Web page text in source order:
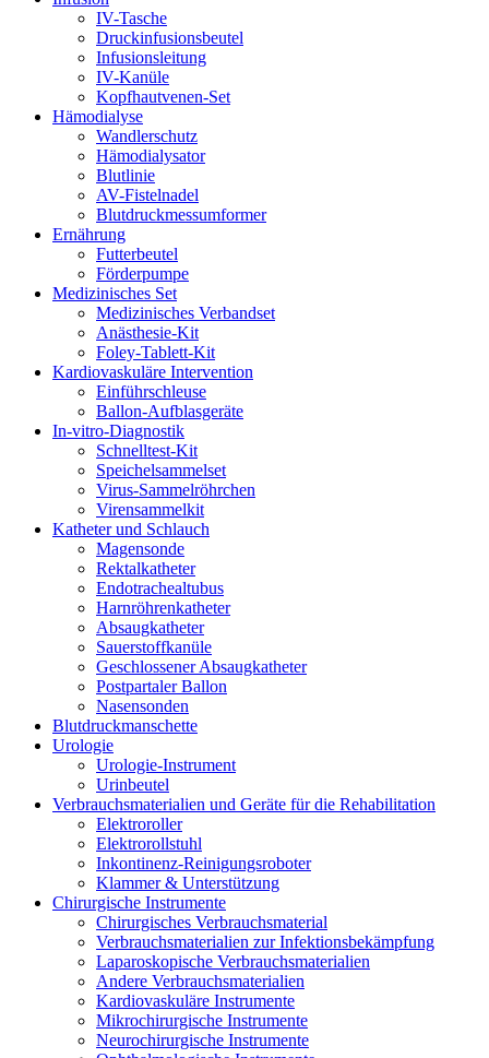
IV-Tasche
Druckinfusionsbeutel
Infusionsleitung
IV-Kanüle
Kopfhautvenen-Set
Hämodialyse
Wandlerschutz
Hämodialysator
Blutlinie
AV-Fistelnadel
Blutdruckmessumformer
Ernährung
Futterbeutel
Förderpumpe
Medizinisches Set
Medizinisches Verbandset
Anästhesie-Kit
Foley-Tablett-Kit
Kardiovaskuläre Intervention
Einführschleuse
Ballon-Aufblasgeräte
In-vitro-Diagnostik
Schnelltest-Kit
Speichelsammelset
Virus-Sammelröhrchen
Virensammelkit
Katheter und Schlauch
Magensonde
Rektalkatheter
Endotrachealtubus
Harnröhrenkatheter
Absaugkatheter
Sauerstoffkanüle
Geschlossener Absaugkatheter
Postpartaler Ballon
Nasensonden
Blutdruckmanschette
Urologie
Urologie-Instrument
Urinbeutel
Verbrauchsmaterialien und Geräte für die Rehabilitation
Elektroroller
Elektrorollstuhl
Inkontinenz-Reinigungsroboter
Klammer & Unterstützung
Chirurgische Instrumente
Chirurgisches Verbrauchsmaterial
Verbrauchsmaterialien zur Infektionsbekämpfung
Laparoskopische Verbrauchsmaterialien
Andere Verbrauchsmaterialien
Kardiovaskuläre Instrumente
Mikrochirurgische Instrumente
Neurochirurgische Instrumente